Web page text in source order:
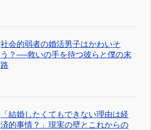
社会的弱者の婚活男子はかわいそ
う？──救いの手を待つ彼らと僕の末
路
「結婚したくてもできない理由は経
済的事情？」現実の壁とこれからの